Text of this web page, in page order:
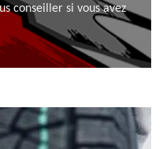
conseiller si vous avez